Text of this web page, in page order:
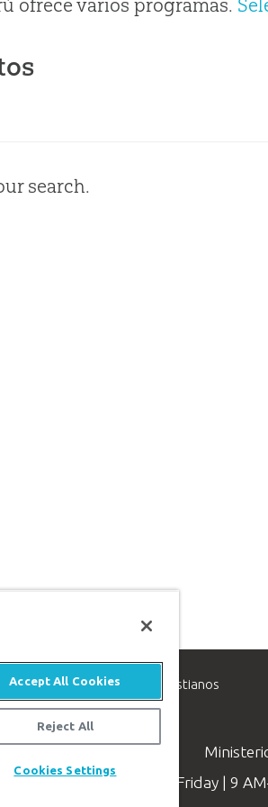
ofrece varios programas.
search.
dedicado a ayudar a los cristianos
Available Monday–Friday | 9
Accept All Cookies
Reject All
Cookies Settings